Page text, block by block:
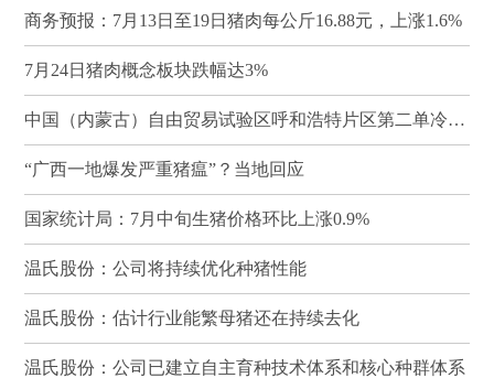
商务预报：7月13日至19日猪肉每公斤16.88元，上涨1.6%
7月24日猪肉概念板块跌幅达3%
中国（内蒙古）自由贸易试验区呼和浩特片区第二单冷冻猪肉发往蒙古国
“广西一地爆发严重猪瘟”？当地回应
国家统计局：7月中旬生猪价格环比上涨0.9%
温氏股份：公司将持续优化种猪性能
温氏股份：估计行业能繁母猪还在持续去化
温氏股份：公司已建立自主育种技术体系和核心种群体系